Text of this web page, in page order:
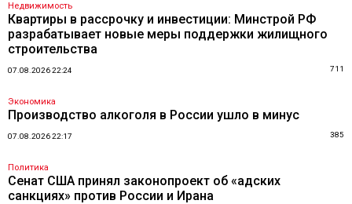
Недвижимость
Квартиры в рассрочку и инвестиции: Минстрой РФ
разрабатывает новые меры поддержки жилищного
строительства
07.08.2026 22:24 711
Экономика
Производство алкоголя в России ушло в минус
07.08.2026 22:17 385
Политика
Сенат США принял законопроект об «адских
санкциях» против России и Ирана